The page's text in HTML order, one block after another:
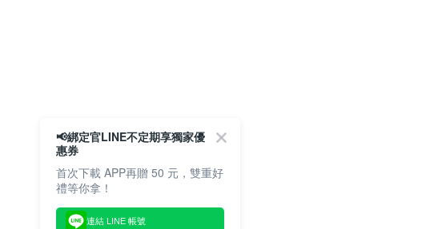
📢綁定官LINE不定期享獨家優
惠券
首次下載 APP再贈 50 元，雙重好
禮等你拿！
連結 LINE 帳號